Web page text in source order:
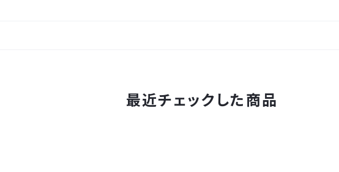
最近チェックした商品